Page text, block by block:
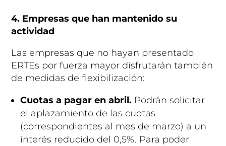
4. Empresas que han mantenido su
actividad
Las empresas que no hayan presentado
ERTEs por fuerza mayor disfrutarán también
de medidas de flexibilización:
Cuotas a pagar en abril. Podrán solicitar
el aplazamiento de las cuotas
(correspondientes al mes de marzo) a un
interés reducido del 0,5%. Para poder